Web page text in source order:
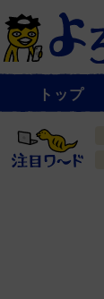
ュ
一
覧
トップ